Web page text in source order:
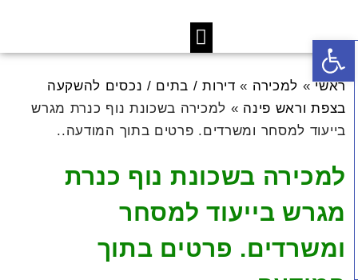
ראשי » למכירה »
דירות / בתים / נכסים להשקעה
בצפת וראש פינה »
למכירה בשכונת נוף כנרת מגרש
בייעוד למסחר ומשרדים. פרטים בתוך המודעה..
למכירה בשכונת נוף כנרת
מגרש בייעוד למסחר
ומשרדים. פרטים בתוך
פתח סרגל נגישות